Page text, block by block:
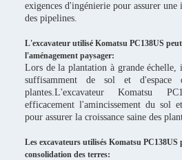
exigences d'ingénierie pour assurer
des pipelines.
L'excavateur utilisé Komatsu PC138US
l'aménagement paysager:
Lors de la plantation à grande échelle,
suffisamment de sol et d'espace
plantes.L'excavateur Komatsu
efficacement l'amincissement du sol
pour assurer la croissance saine des
Les excavateurs utilisés Komatsu
consolidation des terres: